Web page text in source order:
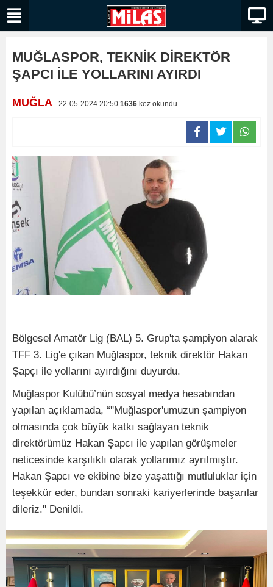
MUĞLASPOR, TEKNİK DİREKTÖR
ŞAPCI İLE YOLLARINI AYIRDI
MUĞLA - 22-05-2024 20:50 1636 kez okundu.
Bölgesel Amatör Lig (BAL) 5. Grup'ta şampiyon alarak
TFF 3. Lig'e çıkan Muğlaspor, teknik direktör Hakan
Şapçı ile yollarını ayırdığını duyurdu.
Muğlaspor Kulübü’nün sosyal medya hesabından
yapılan açıklamada, “''Muğlaspor'umuzun şampiyon
olmasında çok büyük katkı sağlayan teknik
direktörümüz Hakan Şapcı ile yapılan görüşmeler
neticesinde karşılıklı olarak yollarımız ayrılmıştır.
Hakan Şapcı ve ekibine bize yaşattığı mutluluklar için
teşekkür eder, bundan sonraki kariyerlerinde başarılar
dileriz.'' Denildi.